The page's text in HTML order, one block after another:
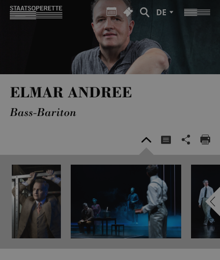
DE
ELMAR ANDREE
Bass-Bariton